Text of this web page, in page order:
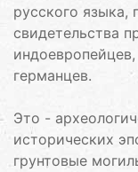
русского языка,
свидетельства
германцев.
Это -
исторических
грунтовые